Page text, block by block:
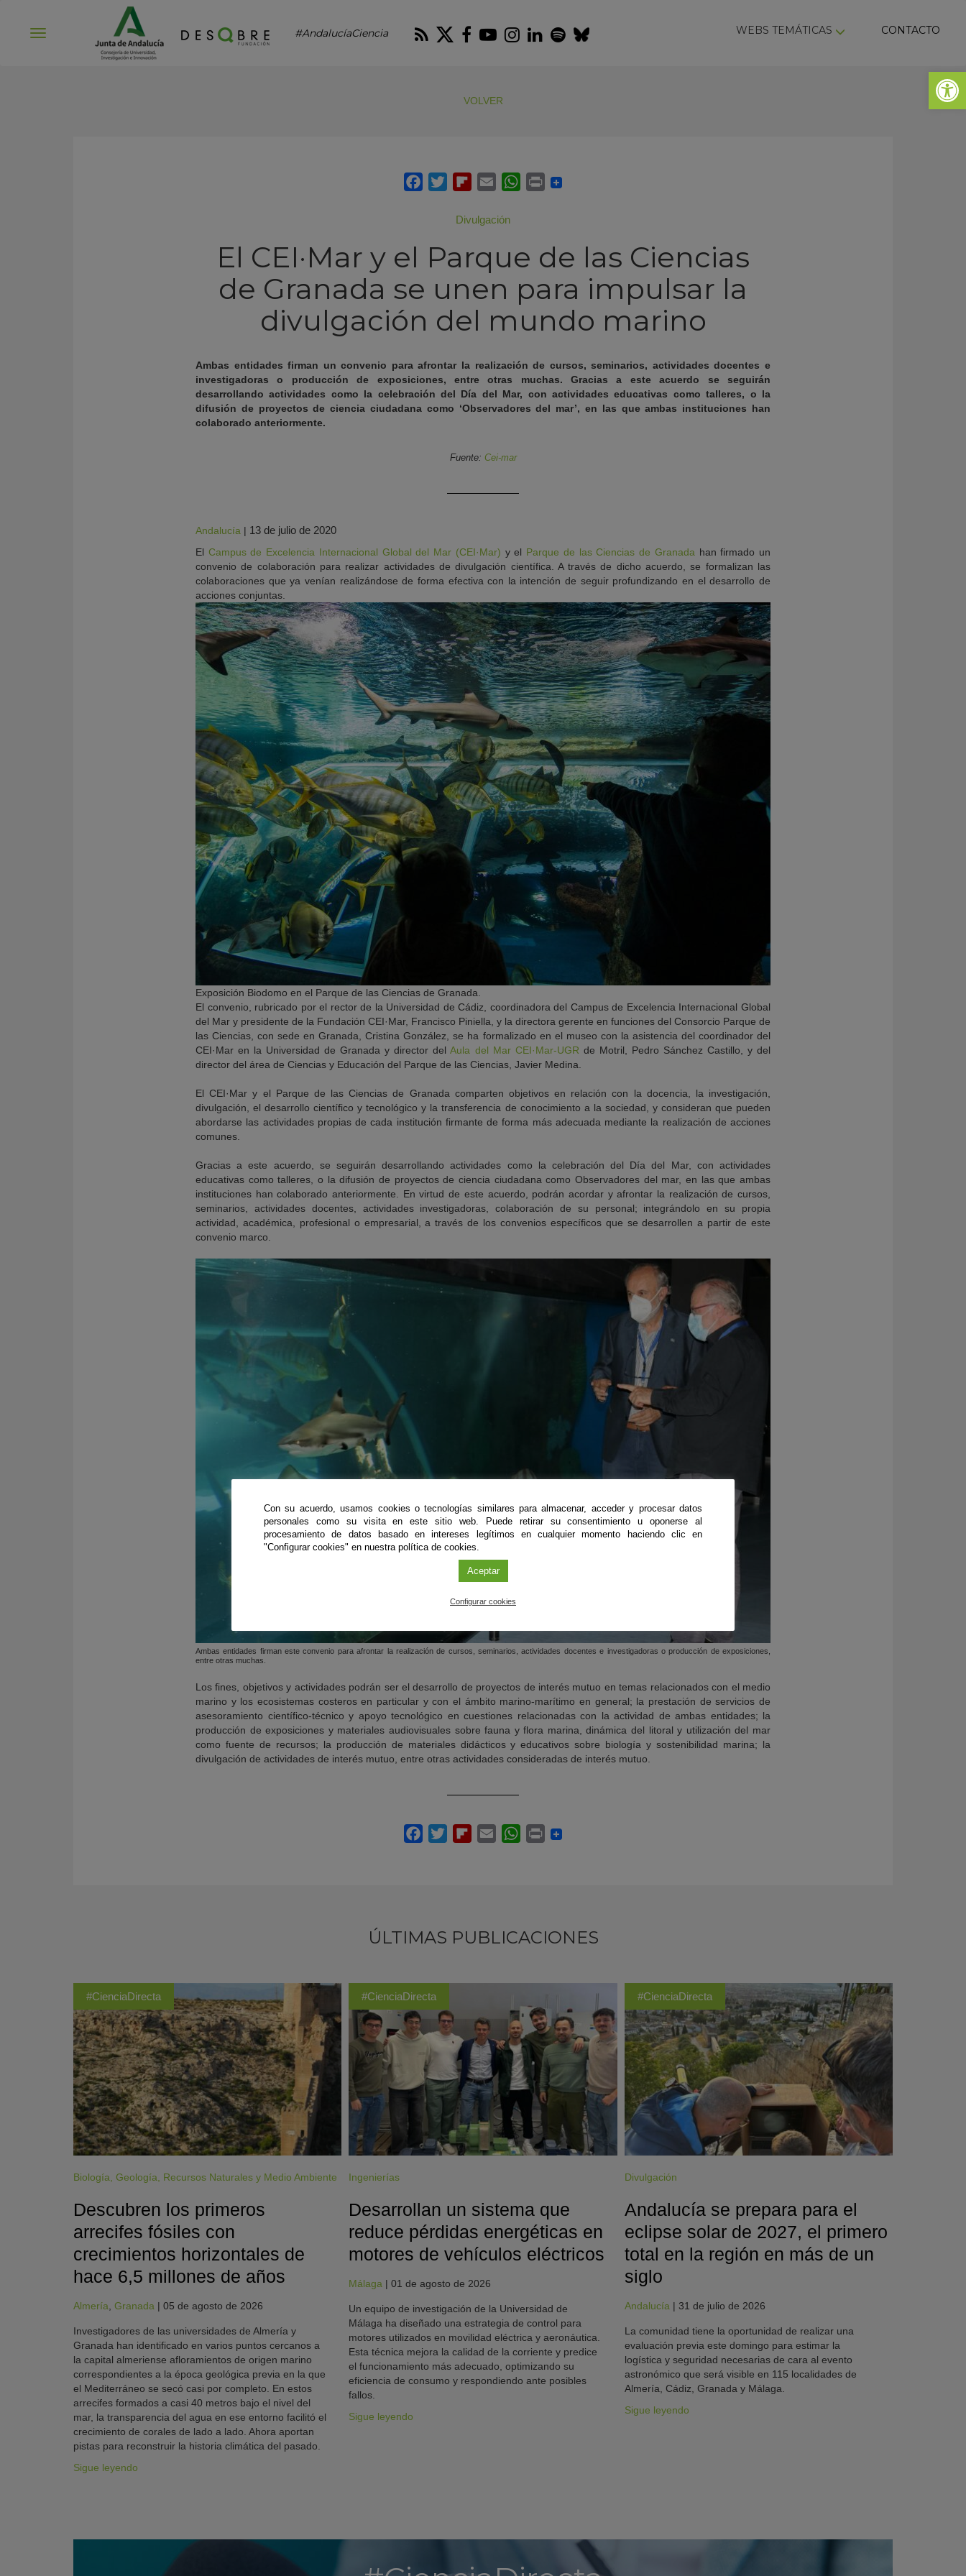
Abrir
#AndalucíaCiencia RSS Twitter
Facebook
Youtube
Instagram
LinkedIn
Spotify
Bluesky WEBS TEMÁTICAS CONTACTO
VOLVER
Divulgación
El CEI·Mar y el Parque de las Ciencias
de Granada se unen para impulsar la
divulgación del mundo marino
Ambas entidades firman un convenio para afrontar la realización de cursos, seminarios, actividades docentes e
investigadoras o producción de exposiciones, entre otras muchas. Gracias a este acuerdo se seguirán
desarrollando actividades como la celebración del Día del Mar, con actividades educativas como talleres, o la
difusión de proyectos de ciencia ciudadana como ‘Observadores del mar’, en las que ambas instituciones han
colaborado anteriormente.
Fuente: Cei-mar
Andalucía | 13 de julio de 2020
El Campus de Excelencia Internacional Global del Mar (CEI·Mar) y el Parque de las Ciencias de Granada han firmado un
convenio de colaboración para realizar actividades de divulgación científica. A través de dicho acuerdo, se formalizan las
colaboraciones que ya venían realizándose de forma efectiva con la intención de seguir profundizando en el desarrollo de
acciones conjuntas.
Exposición Biodomo en el Parque de las Ciencias de Granada.
El convenio, rubricado por el rector de la Universidad de Cádiz, coordinadora del Campus de Excelencia Internacional Global
del Mar y presidente de la Fundación CEI·Mar, Francisco Piniella, y la directora gerente en funciones del Consorcio Parque de
las Ciencias, con sede en Granada, Cristina González, se ha formalizado en el museo con la asistencia del coordinador del
CEI·Mar en la Universidad de Granada y director delAula del Mar CEI·Mar-UGR de Motril, Pedro Sánchez Castillo, y del
director del área de Ciencias y Educación del Parque de las Ciencias, Javier Medina.
El CEI·Mar y el Parque de las Ciencias de Granada comparten objetivos en relación con la docencia, la investigación,
divulgación, el desarrollo científico y tecnológico y la transferencia de conocimiento a la sociedad, y consideran que pueden
abordarse las actividades propias de cada institución firmante de forma más adecuada mediante la realización de acciones
comunes.
Gracias a este acuerdo, se seguirán desarrollando actividades como la celebración del Día del Mar, con actividades
educativas como talleres, o la difusión de proyectos de ciencia ciudadana como Observadores del mar, en las que ambas
instituciones han colaborado anteriormente. En virtud de este acuerdo, podrán acordar y afrontar la realización de cursos,
seminarios, actividades docentes, actividades investigadoras, colaboración de su personal; integrándolo en su propia
actividad, académica, profesional o empresarial, a través de los convenios específicos que se desarrollen a partir de este
convenio marco.
Ambas entidades firman este convenio para afrontar la realización de cursos, seminarios, actividades docentes e investigadoras o producción de exposiciones,
entre otras muchas.
Los fines, objetivos y actividades podrán ser el desarrollo de proyectos de interés mutuo en temas relacionados con el medio
marino y los ecosistemas costeros en particular y con el ámbito marino-marítimo en general; la prestación de servicios de
asesoramiento científico-técnico y apoyo tecnológico en cuestiones relacionadas con la actividad de ambas entidades; la
producción de exposiciones y materiales audiovisuales sobre fauna y flora marina, dinámica del litoral y utilización del mar
como fuente de recursos; la producción de materiales didácticos y educativos sobre biología y sostenibilidad marina; la
divulgación de actividades de interés mutuo, entre otras actividades consideradas de interés mutuo.
ÚLTIMAS PUBLICACIONES
#CienciaDirecta
Biología Geología Recursos Naturales y Medio Ambiente
Descubren los primeros
arrecifes fósiles con
crecimientos horizontales de
hace 6,5 millones de años
Almería Granada | 05 de agosto de 2026
Investigadores de las universidades de Almería y
Granada han identificado en varios puntos cercanos a
la capital almeriense afloramientos de origen marino
correspondientes a la época geológica previa en la que
el Mediterráneo se secó casi por completo. En estos
arrecifes formados a casi 40 metros bajo el nivel del
mar, la transparencia del agua en ese entorno facilitó el
crecimiento de corales de lado a lado. Ahora aportan
pistas para reconstruir la historia climática del pasado.
Sigue leyendo
#CienciaDirecta
Ingenierías
Desarrollan un sistema que
reduce pérdidas energéticas en
motores de vehículos eléctricos
Málaga |01 de agosto de 2026
Un equipo de investigación de la Universidad de
Málaga ha diseñado una estrategia de control para
motores utilizados en movilidad eléctrica y aeronáutica.
Esta técnica mejora la calidad de la corriente y predice
el funcionamiento más adecuado, optimizando su
eficiencia de consumo y respondiendo ante posibles
fallos.
Sigue leyendo
#CienciaDirecta
Divulgación
Andalucía se prepara para el
eclipse solar de 2027, el primero
total en la región en más de un
siglo
Andalucía | 31 de julio de 2026
La comunidad tiene la oportunidad de realizar una
evaluación previa este domingo para estimar la
logística y seguridad necesarias de cara al evento
astronómico que será visible en 115 localidades de
Almería, Cádiz, Granada y Málaga.
Sigue leyendo
Con su acuerdo, usamos cookies o tecnologías similares para almacenar, acceder y procesar datos
personales como su visita en este sitio web. Puede retirar su consentimiento u oponerse al
procesamiento de datos basado en intereses legítimos en cualquier momento haciendo clic en
"Configurar cookies" en nuestra política de cookies.
Aceptar
Configurar cookies